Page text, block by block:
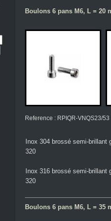
Boulons 6 pans M6, L = 20
Reference : RPIQR-VNQS23/53
Inox 304 brossé semi-brillant
320
Inox 316 brossé semi-brillant
320
Boulons 6 pans M6, L = 35